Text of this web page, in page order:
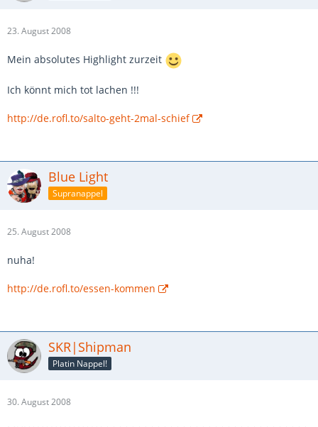
23. August 2008
Mein absolutes Highlight zurzeit
Ich könnt mich tot lachen !!!
http://de.rofl.to/salto-geht-2mal-schief
Blue Light
Supranappel
25. August 2008
nuha!
http://de.rofl.to/essen-kommen
SKR|Shipman
Platin Nappel!
30. August 2008